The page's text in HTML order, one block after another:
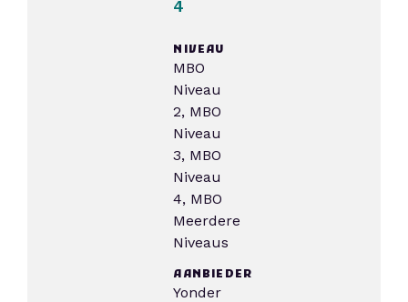
4
NIVEAU
MBO
Niveau
2, MBO
Niveau
3, MBO
Niveau
4, MBO
Meerdere
Niveaus
AANBIEDER
Yonder